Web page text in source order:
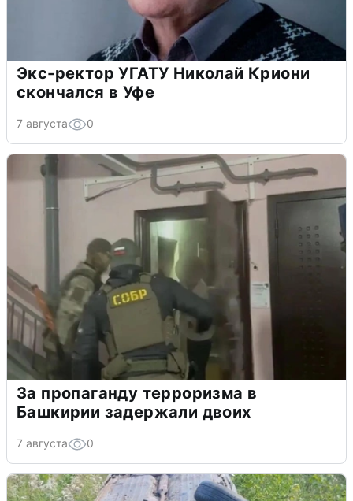
Экс-ректор УГАТУ Николай Криони
скончался в Уфе
7 августа 0
За пропаганду терроризма в
Башкирии задержали двоих
7 августа 0